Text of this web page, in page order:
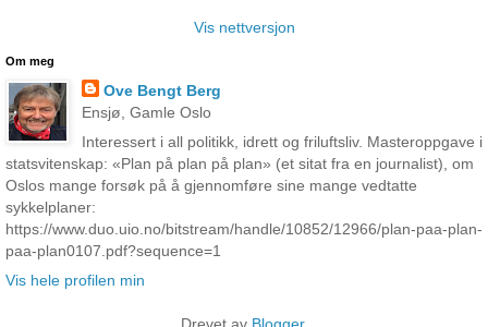
Vis nettversjon
Om meg
Ove Bengt Berg
Ensjø, Gamle Oslo
Interessert i all politikk, idrett og friluftsliv. Masteroppgave i
statsvitenskap: «Plan på plan på plan» (et sitat fra en journalist), om
Oslos mange forsøk på å gjennomføre sine mange vedtatte
sykkelplaner:
https://www.duo.uio.no/bitstream/handle/10852/12966/plan-paa-plan-
paa-plan0107.pdf?sequence=1
Vis hele profilen min